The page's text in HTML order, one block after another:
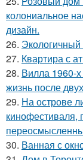
колониальное
дизайн.
26. Экологичный
27. Квартира с
28. Вилла 1960-
жизнь после
29. На острове
кинофестиваля,
30. Ванная с